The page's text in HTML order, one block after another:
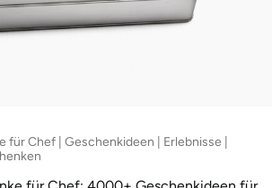
für Chef | Geschenkideen | Erlebnisse |